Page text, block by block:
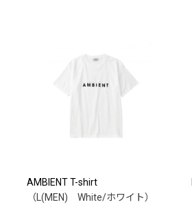
AMBIENT T-shirt
（L(MEN) White/ホワイト）